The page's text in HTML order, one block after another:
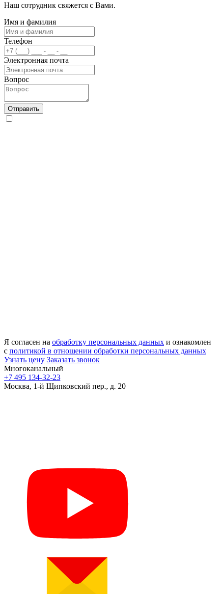
Наш сотрудник свяжется с Вами.
Имя и фамилия
Телефон
Электронная почта
Вопрос
Отправить
Я согласен на обработку персональных данных и ознакомлен
с политикой в отношении обработки персональных данных
Узнать цену Заказать звонок
Многоканальный
+7 495 134-32-23
Москва, 1-й Щипковский пер., д. 20